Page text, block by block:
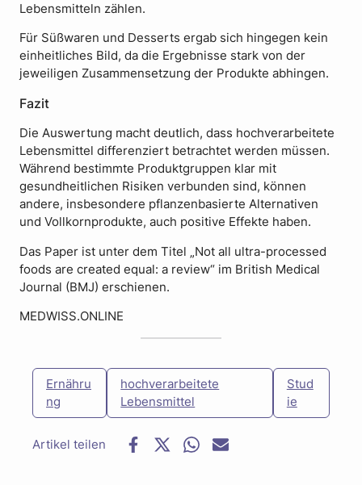
Lebensmitteln zählen.
Für Süßwaren und Desserts ergab sich hingegen kein
einheitliches Bild, da die Ergebnisse stark von der
jeweiligen Zusammensetzung der Produkte abhingen.
Fazit
Die Auswertung macht deutlich, dass hochverarbeitete
Lebensmittel differenziert betrachtet werden müssen.
Während bestimmte Produktgruppen klar mit
gesundheitlichen Risiken verbunden sind, können
andere, insbesondere pflanzenbasierte Alternativen
und Vollkornprodukte, auch positive Effekte haben.
Das Paper ist unter dem Titel „Not all ultra-processed
foods are created equal: a review“ im British Medical
Journal (BMJ) erschienen.
MEDWISS.ONLINE
Ernähru
ng
hochverarbeitete
Lebensmittel
Stud
ie
T
w
W